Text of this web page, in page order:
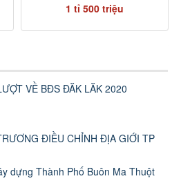
1 tỉ 500 triệu
VỀ BĐS ĐĂK LĂK 2020
ĐIỀU CHỈNH ĐỊA GIỚI TP
dựng Thành Phố Buôn Ma Thuột